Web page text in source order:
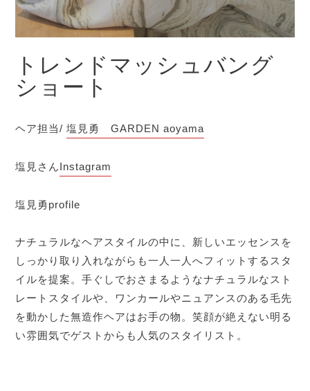
トレンドマッシュバング
ショート
ヘア担当/塩見勇 GARDEN aoyama
塩見さんInstagram
塩見勇profile
ナチュラルなヘアスタイルの中に、新しいエッセンスを
しっかり取り入れながらも一人一人へフィットするスタ
イルを提案。手ぐしでおさまるようなナチュラルなスト
レートスタイルや、ワンカールやニュアンスのある毛先
を動かした無造作ヘアはお手の物。笑顔が絶えない明る
い雰囲気でゲストからも人気のスタイリスト。